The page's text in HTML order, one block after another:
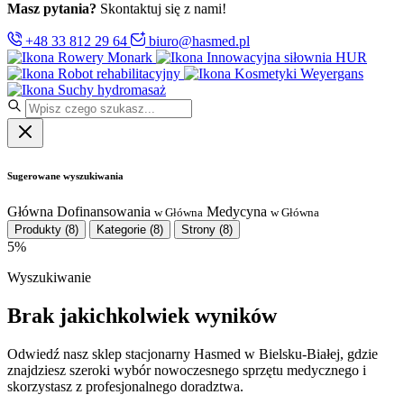
Masz pytania? Skontaktuj się z nami!
+48 33 812 29 64
biuro@hasmed.pl
Rowery Monark
Innowacyjna siłownia HUR
Robot rehabilitacyjny
Kosmetyki Weyergans
Suchy hydromasaż
Sugerowane wyszukiwania
Główna Dofinansowania w Główna Medycyna w Główna
Produkty (8) Kategorie (8) Strony (8)
5%
Wyszukiwanie
Brak jakichkolwiek wyników
Odwiedź nasz sklep stacjonarny Hasmed w Bielsku-Białej, gdzie
znajdziesz szeroki wybór nowoczesnego sprzętu medycznego i
skorzystasz z profesjonalnego doradztwa.